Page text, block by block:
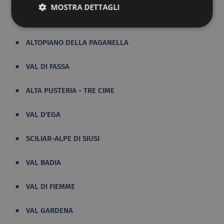
ALTOPIANO DELLA PAGANELLA
VAL DI FASSA
ALTA PUSTERIA - TRE CIME
VAL D'EGA
SCILIAR-ALPE DI SIUSI
VAL BADIA
VAL DI FIEMME
VAL GARDENA
MOSTRA DETTAGLI